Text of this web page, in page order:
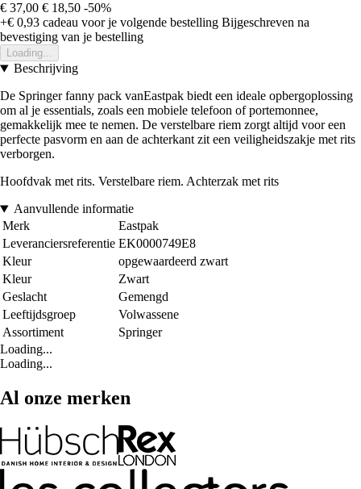
€ 37,00 € 18,50 -50%
+€ 0,93 cadeau voor je volgende bestelling Bijgeschreven na
bevestiging van je bestelling
Loading...
Beschrijving
De Springer fanny pack vanEastpak biedt een ideale opbergoplossing
om al je essentials, zoals een mobiele telefoon of portemonnee,
gemakkelijk mee te nemen. De verstelbare riem zorgt altijd voor een
perfecte pasvorm en aan de achterkant zit een veiligheidszakje met rits
verborgen.
Hoofdvak met rits. Verstelbare riem. Achterzak met rits
Aanvullende informatie
Merk
Eastpak
Leveranciersreferentie EK0000749E8
Kleur
opgewaardeerd zwart
Kleur
Zwart
Geslacht
Gemengd
Leeftijdsgroep
Volwassene
Assortiment
Springer
Loading...
Loading...
Al onze merken